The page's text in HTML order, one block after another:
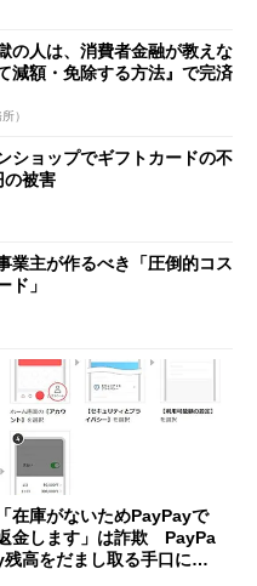
の人は、消費者金融が教えな
減額・免除する方法』で完済
）
ショップでギフトカードの不
被害
業主が作るべき「圧倒的コス
ド」
「在庫がないためPayPayで
金します」は詐欺 PayPa
残高をだまし取る手口に注